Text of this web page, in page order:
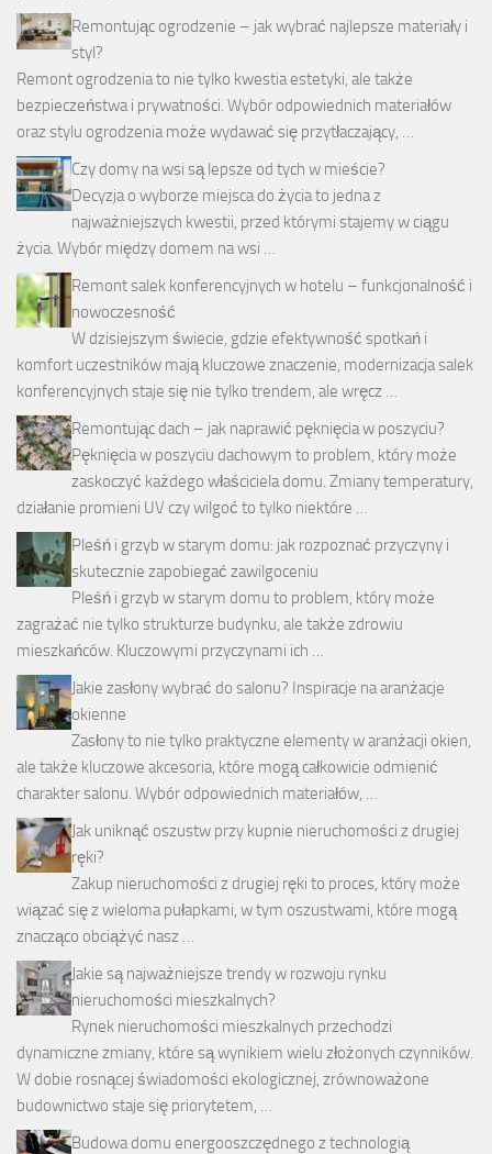
Remontując ogrodzenie – jak wybrać najlepsze materiały i
styl?
Remont ogrodzenia to nie tylko kwestia estetyki, ale także
bezpieczeństwa i prywatności. Wybór odpowiednich materiałów
oraz stylu ogrodzenia może wydawać się przytłaczający, …
Czy domy na wsi są lepsze od tych w mieście?
Decyzja o wyborze miejsca do życia to jedna z
najważniejszych kwestii, przed którymi stajemy w ciągu
życia. Wybór między domem na wsi …
Remont salek konferencyjnych w hotelu – funkcjonalność i
nowoczesność
W dzisiejszym świecie, gdzie efektywność spotkań i
komfort uczestników mają kluczowe znaczenie, modernizacja salek
konferencyjnych staje się nie tylko trendem, ale wręcz …
Remontując dach – jak naprawić pęknięcia w poszyciu?
Pęknięcia w poszyciu dachowym to problem, który może
zaskoczyć każdego właściciela domu. Zmiany temperatury,
działanie promieni UV czy wilgoć to tylko niektóre …
Pleśń i grzyb w starym domu: jak rozpoznać przyczyny i
skutecznie zapobiegać zawilgoceniu
Pleśń i grzyb w starym domu to problem, który może
zagrażać nie tylko strukturze budynku, ale także zdrowiu
mieszkańców. Kluczowymi przyczynami ich …
Jakie zasłony wybrać do salonu? Inspiracje na aranżacje
okienne
Zasłony to nie tylko praktyczne elementy w aranżacji okien,
ale także kluczowe akcesoria, które mogą całkowicie odmienić
charakter salonu. Wybór odpowiednich materiałów, …
Jak uniknąć oszustw przy kupnie nieruchomości z drugiej
ręki?
Zakup nieruchomości z drugiej ręki to proces, który może
wiązać się z wieloma pułapkami, w tym oszustwami, które mogą
znacząco obciążyć nasz …
Jakie są najważniejsze trendy w rozwoju rynku
nieruchomości mieszkalnych?
Rynek nieruchomości mieszkalnych przechodzi
dynamiczne zmiany, które są wynikiem wielu złożonych czynników.
W dobie rosnącej świadomości ekologicznej, zrównoważone
budownictwo staje się priorytetem, …
Budowa domu energooszczędnego z technologią